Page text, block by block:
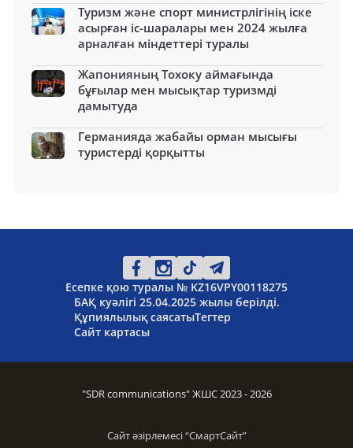
Туризм және спорт министрлігінің іске
асырған іс-шаралары мен 2024 жылға
арналған міндеттері туралы
Жапонияның Тохоку аймағында
бұғылар мен мысықтар туризмді
дамытуда
Германияда жабайы орман мысығы
туристерді қорқытты
Есепке қою туралы № KZ16VPY00118275
БАҚ куәлігі 25.04.2025 жылы берілді.
Құпиялылық саясатыТегтер
Сайт картасы
"SDR communications" ЖШС 2023 - 2026
Сайт әзірлемесі “СмартСайт”